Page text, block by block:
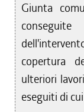
Giunta
copertura
ulteriori
eseguiti di